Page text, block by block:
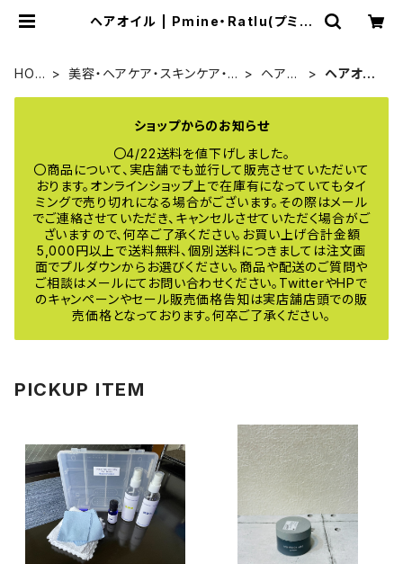
ヘアオイル | Pmine・Ratlu(プミー
HOM
美容・ヘアケア・スキンケア・コ
ヘアケ
ヘアオイ
ショップからのお知らせ
〇4/22送料を値下げしました。
〇商品について、実店舗でも並行して販売させていただいて
おります。オンラインショップ上で在庫有になっていてもタイ
ミングで売り切れになる場合がございます。その際はメール
でご連絡させていただき、キャンセルさせていただく場合がご
ざいますので、何卒ご了承ください。お買い上げ合計金額
5,000円以上で送料無料、個別送料につきましては注文画
面でプルダウンからお選びください。商品や配送のご質問や
ご相談はメールにてお問い合わせください。TwitterやHPで
のキャンペーンやセール販売価格告知は実店舗店頭での販
売価格となっております。何卒ご了承ください。
PICKUP ITEM